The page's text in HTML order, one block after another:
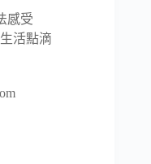
感受
活點滴